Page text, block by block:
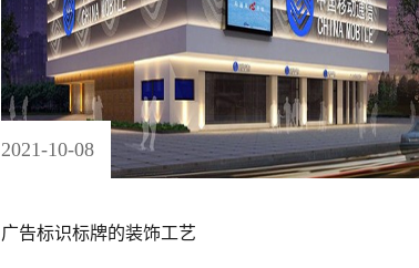
广告标识标牌的装饰工艺
2021-10-08